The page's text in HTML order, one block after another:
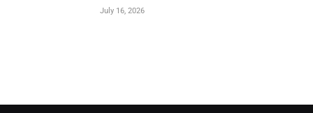
July 16, 2026